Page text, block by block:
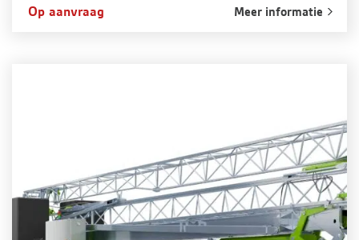
Op aanvraag Meer informatie